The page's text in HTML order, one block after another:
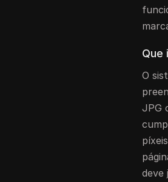
Que
O
JPG
deve